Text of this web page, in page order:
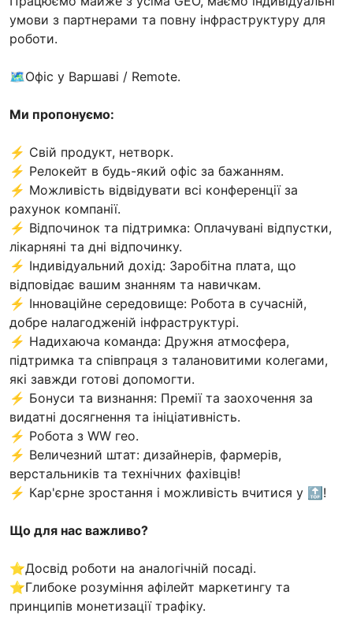
умови з партнерами та повну інфраструктуру для
роботи.
🗺Офіс у Варшаві / Remote.
Ми пропонуємо:
⚡️ Свій продукт, нетворк.
⚡️ Релокейт в будь-який офіс за бажанням.
⚡️ Можливість відвідувати всі конференції за
рахунок компанії.
⚡️ Відпочинок та підтримка: Оплачувані відпустки,
лікарняні та дні відпочинку.
⚡️ Індивідуальний дохід: Заробітна плата, що
відповідає вашим знанням та навичкам.
⚡️ Інноваційне середовище: Робота в сучасній,
добре налагодженій інфраструктурі.
⚡️ Надихаюча команда: Дружня атмосфера,
підтримка та співпраця з талановитими колегами,
які завжди готові допомогти.
⚡️ Бонуси та визнання: Премії та заохочення за
видатні досягнення та ініціативність.
⚡️ Робота з WW гео.
⚡️ Величезний штат: дизайнерів, фармерів,
верстальників та технічних фахівців!
⚡️ Кар'єрне зростання і можливість вчитися у 🔝!
Що для нас важливо?
⭐️Досвід роботи на аналогічній посаді.
⭐️Глибоке розуміння афілейт маркетингу та
принципів монетизації трафіку.